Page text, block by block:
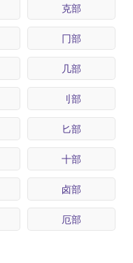
克部
冂部
几部
刂部
匕部
十部
卤部
厄部